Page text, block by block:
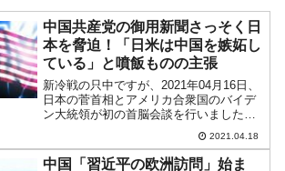
中国共産党の御用新聞さっそく日
本を脅迫！「日米は中国を嫉妬し
ている」と噴飯ものの主張
新冷戦の只中ですが、2021年04月16日、
日本の菅首相とアメリカ合衆国のバイデ
ン大統領が初の首脳会談を行いました。
これに合わせて、早速中国共産党の英語
版御用新聞『Global Times』が日米の接
近に対する非難の社説記事を出していま
2021.04.18
中国「習近平の欧洲訪問」始ま